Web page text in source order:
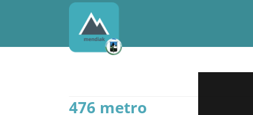
476 metro